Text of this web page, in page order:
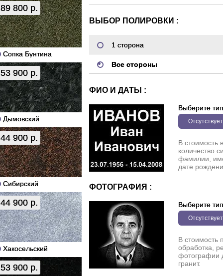
89 800 р.
Сопка Бунтина
53 900 р.
Дымовский
44 900 р.
Сибирский
44 900 р.
Хакосельский
53 900 р.
ВЫБОР ПОЛИРОВКИ :
1 сторона
Все стороны
ФИО И ДАТЫ :
Выберите тип
Отсутствует
В стоимость
количество
фамилии,
дате
ФОТОГРАФИЯ :
Выберите тип
Отсутствует
В стоимость
обработка,
фотографии
гранит.